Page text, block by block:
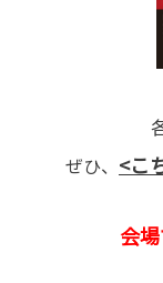
ぜひ、 <こ
会